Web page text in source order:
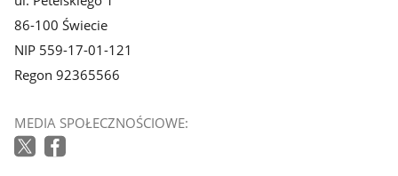
86-100 Świecie
NIP 559-17-01-121
Regon 92365566
MEDIA SPOŁECZNOŚCIOWE: